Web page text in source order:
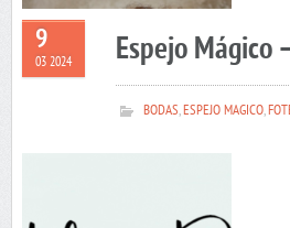
9
03 2024 Espejo Mágico
BODAS,ESPEJO MAGICO,